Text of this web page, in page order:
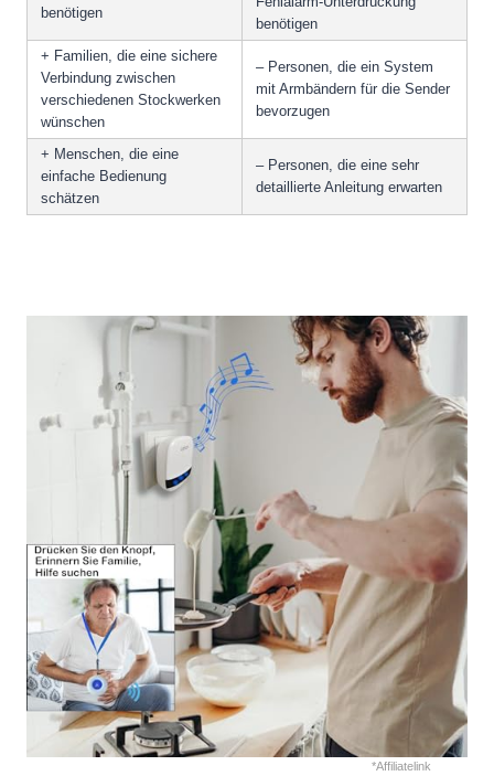
benötigen
benötigen
+ Familien, die eine sichere
Verbindung zwischen
verschiedenen Stockwerken
wünschen
– Personen, die ein System
mit Armbändern für die Sender
bevorzugen
+ Menschen, die eine
einfache Bedienung
schätzen
– Personen, die eine sehr
detaillierte Anleitung erwarten
*Affiliatelink